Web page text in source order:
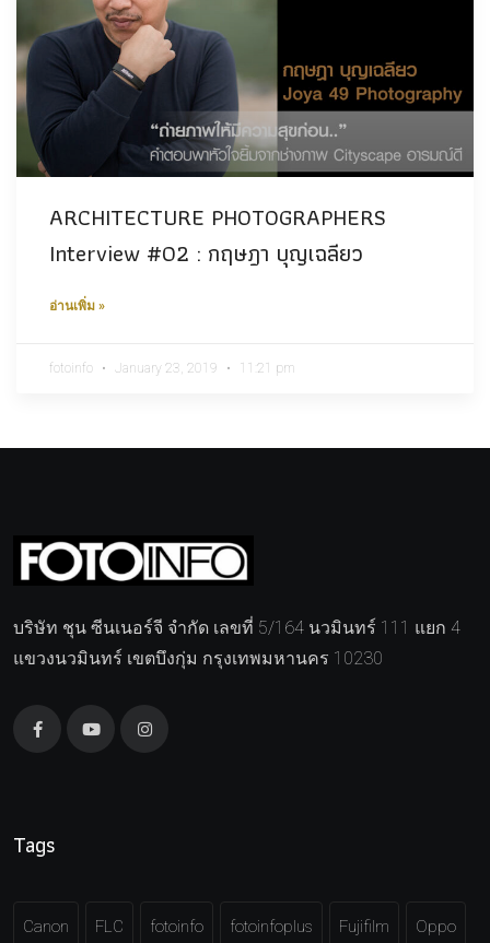
ARCHITECTURE PHOTOGRAPHERS
Interview #02 : กฤษฎา บุญเฉลียว
อ่านเพิ่ม »
fotoinfo January 23, 2019 11:21 pm
บริษัท ชุน ซีนเนอร์จี จำกัด เลขที่ 5/164 นวมินทร์ 111 แยก 4
แขวงนวมินทร์ เขตบึงกุ่ม กรุงเทพมหานคร 10230
Tags
Canon FLC fotoinfo fotoinfoplus Fujifilm Oppo